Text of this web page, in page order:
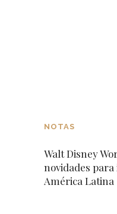
NOTAS
Walt Disney
novidades
América Latina